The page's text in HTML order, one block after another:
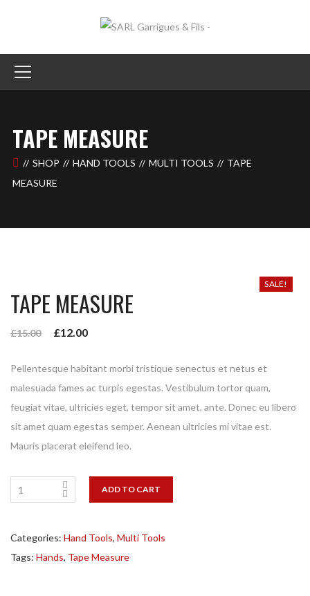
TAPE MEASURE
SHOP HAND TOOLS MULTI TOOLS
TAPE
MEASURE
SALE!
TAPE MEASURE
£15.00 £12.00
Pellentesque habitant morbi tristique senectus et netus et
malesuada fames ac turpis egestas. Vestibulum tortor quam,
feugiat vitae, ultricies eget, tempor sit amet, ante. Donec eu libero
sit amet quam egestas semper. Aenean ultricies mi vitae est.
Mauris placerat eleifend leo.
ADD TO CART
Categories: Hand Tools, Multi Tools
Tags: Hands, Tape Measure